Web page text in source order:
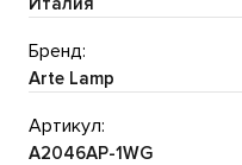
Бренд:
Arte Lamp
Артикул:
A2046AP-1WG